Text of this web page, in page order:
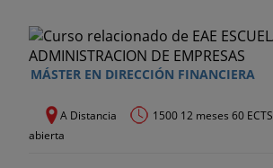
MÁSTER EN DIRECCIÓN FINANCIERA
A Distancia 1500 12 meses 60 ECTS
abierta